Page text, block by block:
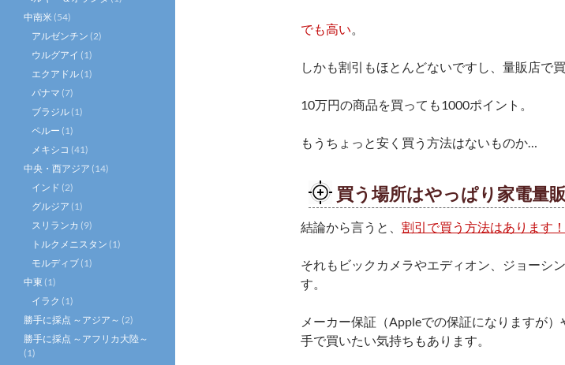
でも高い。
しかも割引もほとんどないですし、量販店で
10万円の商品を買っても1000ポイント。
もうちょっと安く買う方法はないものか…
買う場所はやっぱり家電量
結論から言うと、 割引で買う方法はあります！
それもビックカメラやエディオン、ジョーシ
す。
メーカー保証（Appleでの保証になりますが
手で買いたい気持ちもあります。
中南米 (54)
アルゼンチン (2)
ウルグアイ (1)
エクアドル (1)
パナマ (7)
ブラジル (1)
ペルー (1)
メキシコ (41)
中央・西アジア (14)
インド (2)
グルジア (1)
スリランカ (9)
トルクメニスタン (1)
モルディブ (1)
中東 (1)
イラク (1)
勝手に採点 ～アジア～ (2)
勝手に採点 ～アフリカ大陸～
(1)